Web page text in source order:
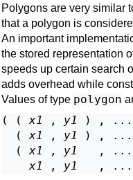
Polygons are very similar
that a polygon is
An important
the stored representation
speeds up certain search
adds overhead while
Values of type polygon
( ( x1 , y1 ) ,
  (
x1 , y1 ) ,
  (
x1 , y1
,
x1 , y1
,